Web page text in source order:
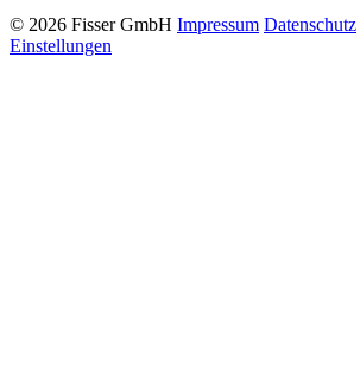
© 2026 Fisser GmbH Impressum Datenschutz
Einstellungen